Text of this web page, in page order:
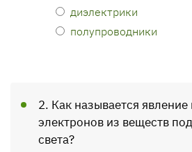
диэлектрики
полупроводники
2. Как называется
электронов из веществ
света?